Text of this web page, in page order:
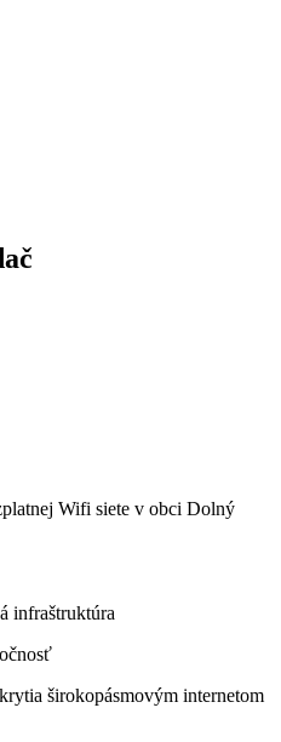
Wifi siete v obci Dolný
infraštruktúra
širokopásmovým internetom